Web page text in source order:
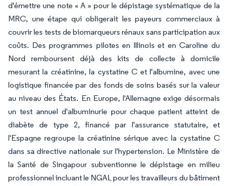
d'émettre une note « A » pour le dépistage systématique de la
MRC, une étape qui obligerait les payeurs commerciaux à
couvrir les tests de biomarqueurs rénaux sans participation aux
coûts. Des programmes pilotes en Illinois et en Caroline du
Nord remboursent déjà des kits de collecte à domicile
mesurant la créatinine, la cystatine C et l'albumine, avec une
logistique financée par des fonds de soins basés sur la valeur
au niveau des États. En Europe, l'Allemagne exige désormais
un test annuel d'albuminurie pour chaque patient atteint de
diabète de type 2, financé par l'assurance statutaire, et
l'Espagne regroupe la créatinine sérique avec la cystatine C
dans sa directive nationale sur l'hypertension. Le Ministère de
la Santé de Singapour subventionne le dépistage en milieu
professionnel incluant le NGAL pour les travailleurs du bâtiment